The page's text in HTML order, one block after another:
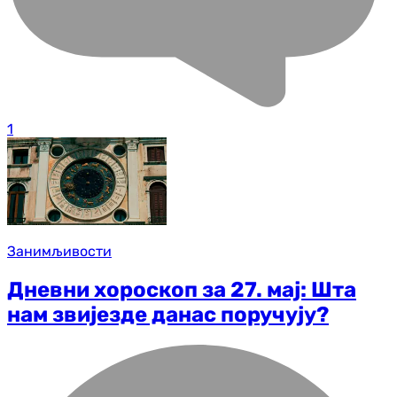
1
Занимљивости
Дневни хороскоп за 27. мај: Шта
нам звијезде данас поручују?